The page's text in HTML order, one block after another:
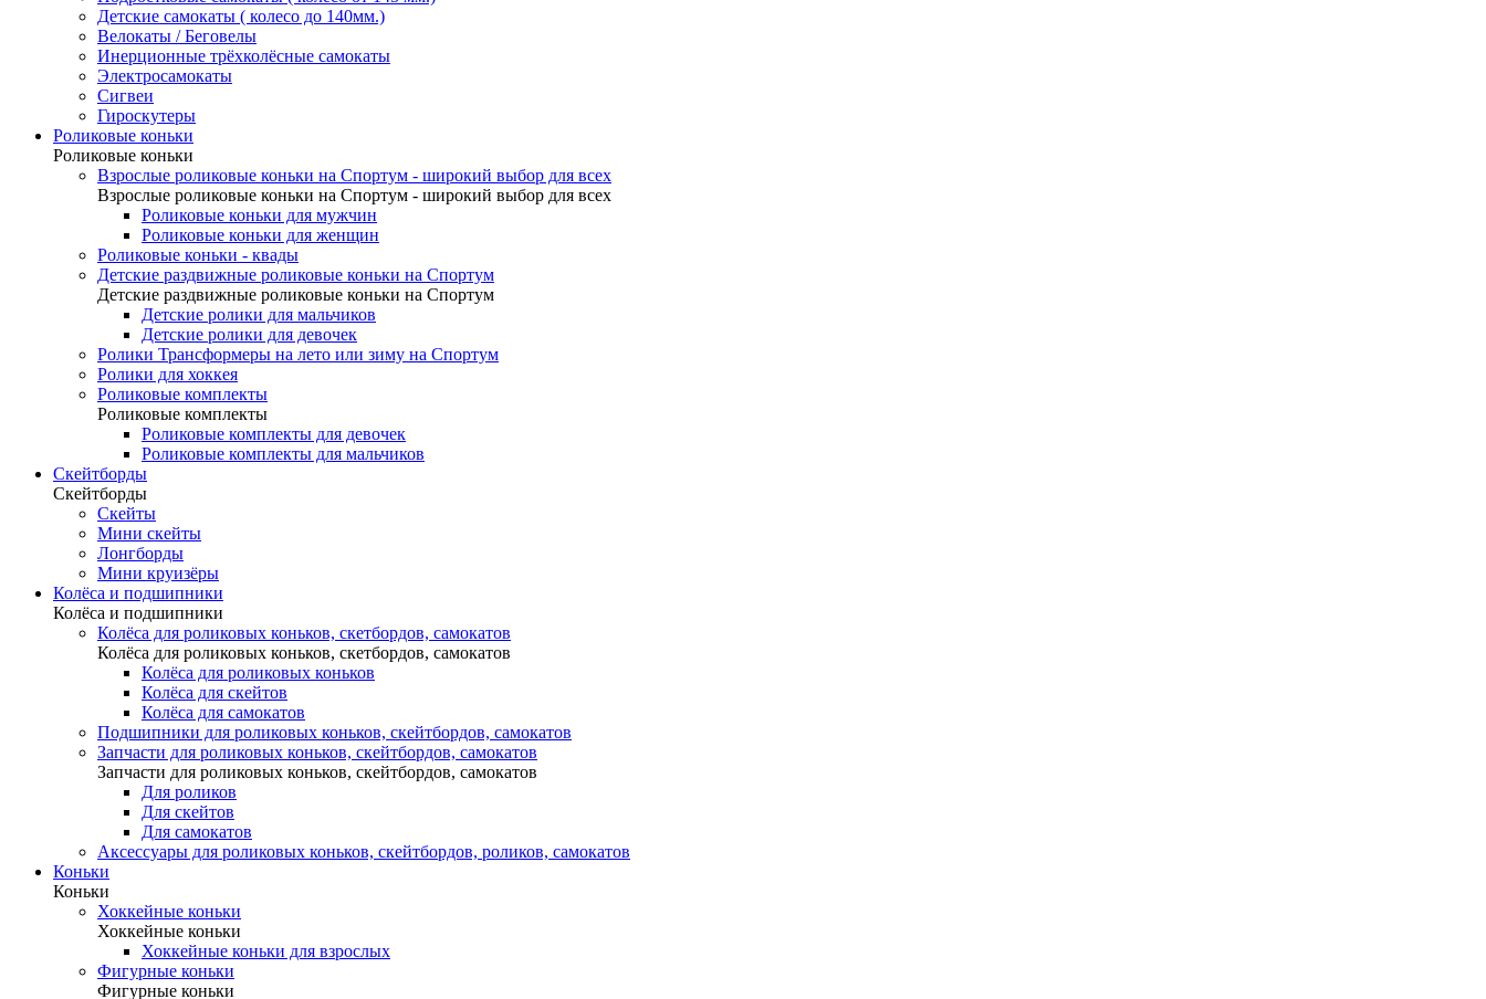
Детские самокаты ( колесо до 140мм.)
Велокаты / Беговелы
Инерционные трёхколёсные самокаты
Электросамокаты
Сигвеи
Гироскутеры
Роликовые коньки
Роликовые коньки
Взрослые роликовые коньки на Спортум - широкий выбор для всех
Взрослые роликовые коньки на Спортум - широкий выбор для всех
Роликовые коньки для мужчин
Роликовые коньки для женщин
Роликовые коньки - квады
Детские раздвижные роликовые коньки на Спортум
Детские раздвижные роликовые коньки на Спортум
Детские ролики для мальчиков
Детские ролики для девочек
Ролики Трансформеры на лето или зиму на Спортум
Ролики для хоккея
Роликовые комплекты
Роликовые комплекты
Роликовые комплекты для девочек
Роликовые комплекты для мальчиков
Скейтборды
Скейтборды
Скейты
Мини скейты
Лонгборды
Мини круизёры
Колёса и подшипники
Колёса и подшипники
Колёса для роликовых коньков, скетбордов, самокатов
Колёса для роликовых коньков, скетбордов, самокатов
Колёса для роликовых коньков
Колёса для скейтов
Колёса для самокатов
Подшипники для роликовых коньков, скейтбордов, самокатов
Запчасти для роликовых коньков, скейтбордов, самокатов
Запчасти для роликовых коньков, скейтбордов, самокатов
Для роликов
Для скейтов
Для самокатов
Аксессуары для роликовых коньков, скейтбордов, роликов, самокатов
Коньки
Коньки
Хоккейные коньки
Хоккейные коньки
Хоккейные коньки для взрослых
Фигурные коньки
Фигурные коньки